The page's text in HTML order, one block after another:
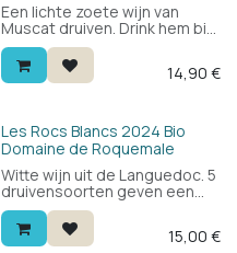
Een lichte zoete wijn van
Muscat druiven. Drink hem bij
kaas en nagerechten zoals
fruit en sorbet of gewoon
zonder iets als een snoepje.
14,90 €
Bio
Les Rocs Blancs 2024 Bio
Domaine de Roquemale
Witte wijn uit de Languedoc. 5
druivensoorten geven een
complexe, volle witte wijn met
de nodige frisheid voor een
mooie balans. 15,00 €